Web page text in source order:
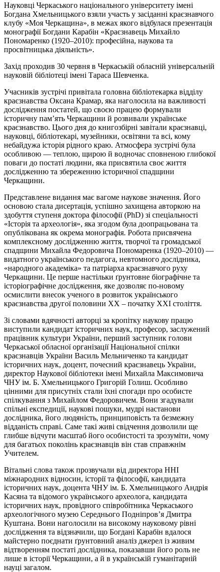
Науковці Черкаського національного університету імені
Богдана Хмельницького взяли участь у засіданні краєзнавчого
клубу «Моя Черкащина», в межах якого відбулася презентація
монографії Богдани Карабін «Краєзнавець Михайло
Пономаренко (1920–2010): професійна, наукова та
просвітницька діяльність».
Захід проходив 30 червня в Черкаській обласній універсальній
науковій бібліотеці імені Тараса Шевченка.
Учасників зустрічі привітала головна бібліотекарка відділу
краєзнавства Оксана Крамар, яка наголосила на важливості
дослідження постатей, що своєю працею формували
історичну пам’ять Черкащини й розвивали українське
краєзнавство. Цього дня до книгозбірні завітали краєзнавці,
науковці, бібліотекарі, музейники, освітяни та всі, кому
небайдужа історія рідного краю. Атмосфера зустрічі була
особливою — теплою, щирою й водночас сповненою глибокої
поваги до постаті людини, яка присвятила своє життя
дослідженню та збереженню історичної спадщини
Черкащини.
Представлене видання має вагоме наукове значення. Його
основою стала дисертація, успішно захищена авторкою на
здобуття ступеня доктора філософії (PhD) зі спеціальності
«Історія та археологія», яка згодом була доопрацьована та
опублікована як окрема монографія. Робота присвячена
комплексному дослідженню життя, творчої та громадської
спадщини Михайла Федоровича Пономаренка (1920–2010) —
видатного українського педагога, невтомного дослідника,
«народного академіка» та патріарха краєзнавчого руху
Черкащини. Це перше настільки ґрунтовне біографічне та
історіографічне дослідження, яке дозволяє по-новому
осмислити внесок ученого в розвиток українського
краєзнавства другої половини ХХ – початку ХХІ століття.
Зі словами вдячності авторці за кропітку наукову працю
виступили кандидат історичних наук, професор, заслужений
працівник культури України, перший заступник голови
Черкаської обласної організації Національної спілки
краєзнавців України Василь Мельниченко та кандидат
історичних наук, доцент, почесний краєзнавець України,
директор Наукової бібліотеки імені Михайла Максимовича
ЧНУ ім. Б. Хмельницького Григорій Голиш. Особливо
цінними для присутніх стали їхні спогади про особисте
спілкування з Михайлом Федоровичем. Вони згадували
спільні експедиції, наукові пошуки, мудрі настанови
дослідника, його людяність, принциповість та безмежну
відданість справі. Саме такі живі свідчення дозволили ще
глибше відчути масштаб його особистості та зрозуміти, чому
для багатьох поколінь краєзнавців він став справжнім
Учителем.
Вітальні слова також прозвучали від директора ННІ
міжнародних відносин, історії та філософії, кандидата
історичних наук, доцента ЧНУ ім. Б. Хмельницького Андрія
Касяна та відомого українського археолога, кандидата
історичних наук, провідного співробітника Черкаського
археологічного музею Середнього Подніпров’я Дмитра
Куштана. Вони наголосили на високому науковому рівні
дослідження та відзначили, що Богдані Карабін вдалося
майстерно поєднати ґрунтовний аналіз джерел із живим
відтворенням постаті дослідника, показавши його роль не
лише в історії Черкащини, а й в українській гуманітарній
науці загалом.